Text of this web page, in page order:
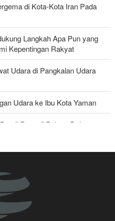
di Kota-Kota Iran Pada
Langkah Apa Pun yang
Kepentingan Rakyat
Udara di Pangkalan Udara
Udara ke Ibu Kota Yaman
Panggil Pulang Dubes
Melancarkan Pukulan Berat
Minyak Saudi